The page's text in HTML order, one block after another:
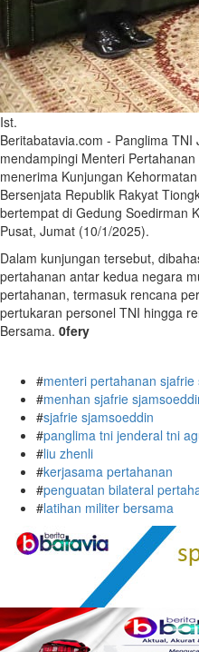
Ist.
Beritabatavia.com - Panglima TNI
mendampingi Menteri
menerima Kunjungan
Bersenjata Republik Rakyat
bertempat di Gedung Soedirman
Pusat, Jumat (10/1/2025).
Dalam kunjungan tersebut,
pertahanan antar kedua negara
pertahanan, termasuk rencana
pertukaran personel TNI hingga
Bersama. 0fery
#menteri pertahanan sjafrie
#menhan sjafrie
#sjafrie sjamsoeddin
#panglima tni jenderal tni
#liu zhenli
#kerjasama pertahanan
#penguatan bilateral
#latihan militer bersama